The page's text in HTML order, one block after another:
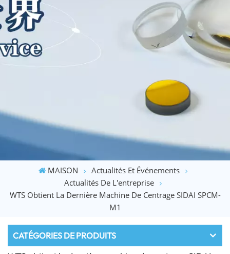
MAISON
Actualités Et Événements
Actualités De L'entreprise
WTS Obtient La Dernière Machine De Centrage SIDAI SPCM-
M1
CATÉGORIES DE PRODUITS